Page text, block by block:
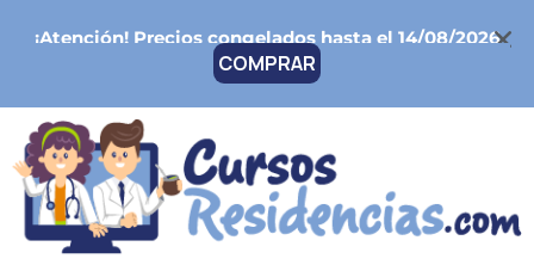
¡Atención!Precios congelados hasta el 14/08/2026
COMPRAR